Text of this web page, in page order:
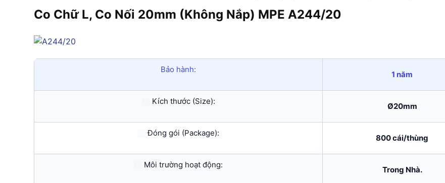
Co Chữ L, Co Nối 20mm (Không Nắp) MPE A244/20
Bảo hành:
1 năm
Kích thước (Size):
Ø20mm
Đóng gói (Package):
800 cái/thùng
Môi trường hoạt động:
Trong Nhà.